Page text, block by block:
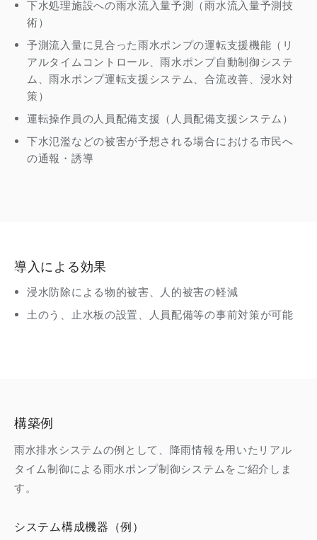
下水処理施設への雨水流入量予測（雨水流入量予測技
術）
予測流入量に見合った雨水ポンプの運転支援機能（リ
アルタイムコントロール、雨水ポンプ自動制御システ
ム、雨水ポンプ運転支援システム、合流改善、浸水対
策）
運転操作員の人員配備支援（人員配備支援システム）
下水氾濫などの被害が予想される場合における市民へ
の通報・誘導
導入による効果
浸水防除による物的被害、人的被害の軽減
土のう、止水板の設置、人員配備等の事前対策が可能
構築例
雨水排水システムの例として、降雨情報を用いたリアル
タイム制御による雨水ポンプ制御システムをご紹介しま
す。
システム構成機器（例）